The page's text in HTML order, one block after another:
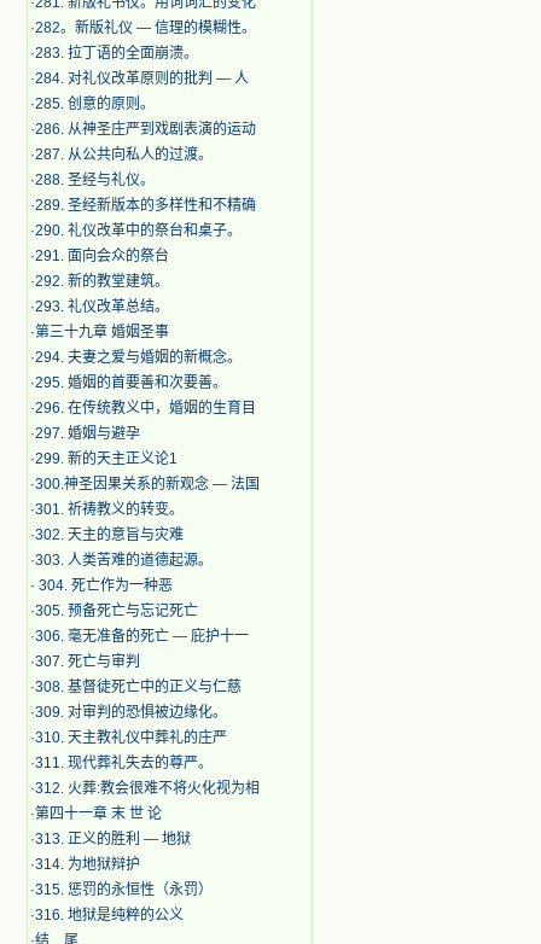
·282。新版礼仪 — 信理的模糊性。
·283. 拉丁语的全面崩溃。
·284. 对礼仪改革原则的批判 — 人
·285. 创意的原则。
·286. 从神圣庄严到戏剧表演的运动
·287. 从公共向私人的过渡。
·288. 圣经与礼仪。
·289. 圣经新版本的多样性和不精确
·290. 礼仪改革中的祭台和桌子。
·291. 面向会众的祭台
·292. 新的教堂建筑。
·293. 礼仪改革总结。
·第三十九章 婚姻圣事
·294. 夫妻之爱与婚姻的新概念。
·295. 婚姻的首要善和次要善。
·296. 在传统教义中，婚姻的生育目
·297. 婚姻与避孕
·299. 新的天主正义论1
·300.神圣因果关系的新观念 — 法国
·301. 祈祷教义的转变。
·302. 天主的意旨与灾难
·303. 人类苦难的道德起源。
· 304. 死亡作为一种恶
·305. 预备死亡与忘记死亡
·306. 毫无准备的死亡 — 庇护十一
·307. 死亡与审判
·308. 基督徒死亡中的正义与仁慈
·309. 对审判的恐惧被边缘化。
·310. 天主教礼仪中葬礼的庄严
·311. 现代葬礼失去的尊严。
·312. 火葬:教会很难不将火化视为相
·第四十一章 末 世 论
·313. 正义的胜利 — 地狱
·314. 为地狱辩护
·315. 惩罚的永恒性（永罚）
·316. 地狱是纯粹的公义
·结 尾